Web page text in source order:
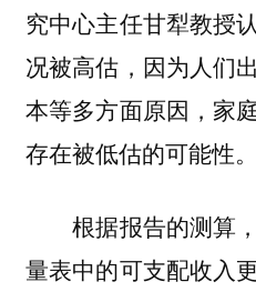
究中心主任甘犁教授
况被高估，因为人们
本等多方面原因，家
存在被低估的可能性。
根据报告的测算，
量表中的可支配收入